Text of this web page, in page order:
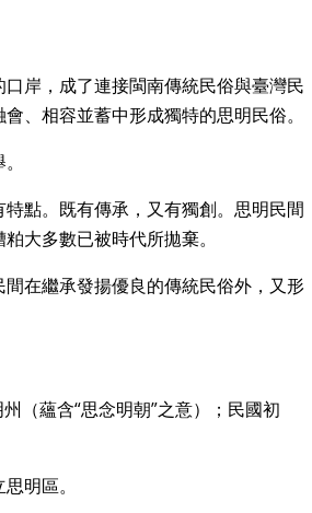
岸，成了連接閩南傳統民俗與臺灣民
、相容並蓄中形成獨特的思明民俗。
點。既有傳承，又有獨創。思明民間
大多數已被時代所拋棄。
在繼承發揚優良的傳統民俗外，又形
（蘊含“思念明朝”之意）；民國初
明區。